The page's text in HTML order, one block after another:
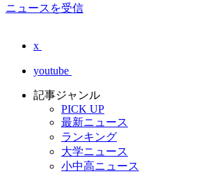
ニュースを受信
x
youtube
記事ジャンル
PICK UP
最新ニュース
ランキング
大学ニュース
小中高ニュース